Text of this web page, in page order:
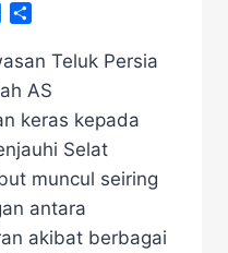
Messenger
Teluk Persia
AS
keras kepada
Selat
muncul seiring
antara
akibat berbagai